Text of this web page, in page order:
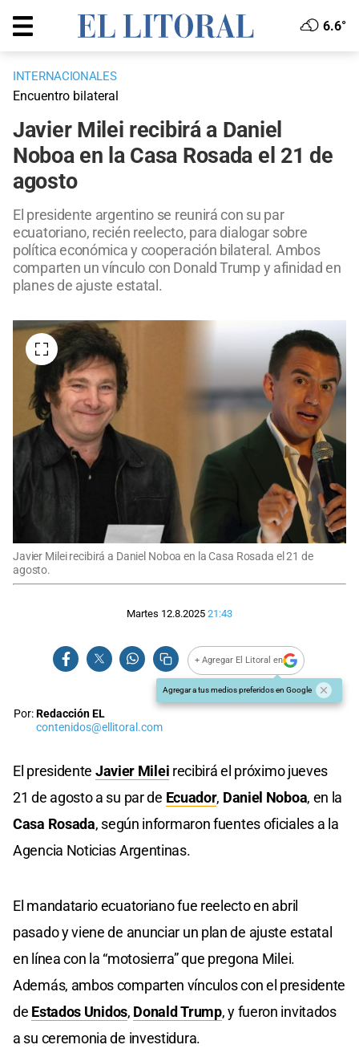
6.6°
INTERNACIONALES
Encuentro bilateral
Javier Milei recibirá a Daniel
Noboa en la Casa Rosada el 21 de
agosto
El presidente argentino se reunirá con su par
ecuatoriano, recién reelecto, para dialogar sobre
política económica y cooperación bilateral. Ambos
comparten un vínculo con Donald Trump y afinidad en
planes de ajuste estatal.
Javier Milei recibirá a Daniel Noboa en la Casa Rosada el 21 de
agosto.
Martes 12.8.2025 21:43
+ Agregar El Litoral en
Agregar a tus medios preferidos en Google
Por:Redacción EL
contenidos@ellitoral.com
El presidente Javier Milei recibirá el próximo jueves
21 de agosto a su par de Ecuador, Daniel Noboa, en la
Casa Rosada, según informaron fuentes oficiales a la
Agencia Noticias Argentinas.
El mandatario ecuatoriano fue reelecto en abril
pasado y viene de anunciar un plan de ajuste estatal
en línea con la “motosierra” que pregona Milei.
Además, ambos comparten vínculos con el presidente
de Estados Unidos, Donald Trump, y fueron invitados
a su ceremonia de investidura.